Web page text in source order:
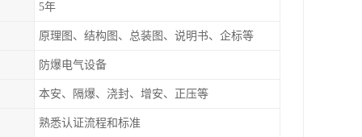
5年
原理图、结构图、总装图、说明书、企标等
防爆电气设备
本安、隔爆、浇封、增安、正压等
熟悉认证流程和标准